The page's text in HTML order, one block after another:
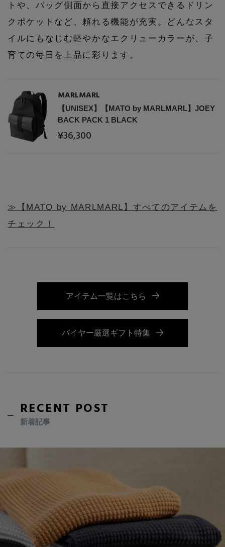
トや、バッグ側面から直接アクセスできるドリン
クポケットなど、頼れる機能が充実。どんなスタ
イルにもなじむ軽やかなエクリューカラーが、子
育ての毎日を上品に彩ります。
MARLMARL
【UNISEX】【MATO by MARLMARL】JOEY
BACK PACK 1 BLACK
¥36,300
≫【MATO by MARLMARL】すべてのアイテムを
チェック！
アイテム一覧はこちら
バイヤー厳選ギフト特集
RECENT POST
新着記事